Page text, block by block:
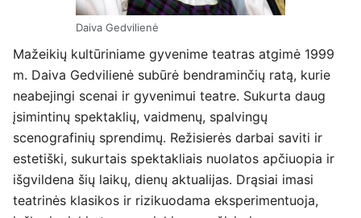
Daiva Gedvilienė
Mažeikių kultūriniame gyvenime teatras atgimė 1999
m. Daiva Gedvilienė subūrė bendraminčių ratą, kurie
neabejingi scenai ir gyvenimui teatre. Sukurta daug
įsimintinų spektaklių, vaidmenų, spalvingų
scenografinių sprendimų. Režisierės darbai saviti ir
estetiški, sukurtais spektakliais nuolatos apčiuopia ir
išgvildena šių laikų, dienų aktualijas. Drąsiai imasi
teatrinės klasikos ir rizikuodama eksperimentuoja,